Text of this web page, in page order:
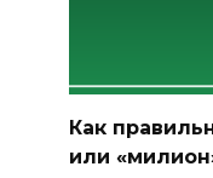
Как
или